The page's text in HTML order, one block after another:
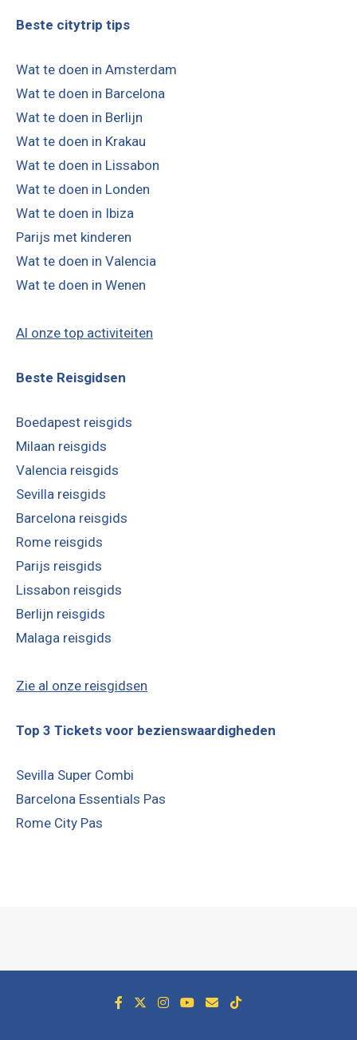
Beste citytrip tips
Wat te doen in Amsterdam
Wat te doen in Barcelona
Wat te doen in Berlijn
Wat te doen in Krakau
Wat te doen in Lissabon
Wat te doen in Londen
Wat te doen in Ibiza
Parijs met kinderen
Wat te doen in Valencia
Wat te doen in Wenen
Al onze top activiteiten
Beste Reisgidsen
Boedapest reisgids
Milaan reisgids
Valencia reisgids
Sevilla reisgids
Barcelona reisgids
Rome reisgids
Parijs reisgids
Lissabon reisgids
Berlijn reisgids
Malaga reisgids
Zie al onze reisgidsen
Top 3 Tickets voor bezienswaardigheden
Sevilla Super Combi
Barcelona Essentials Pas
Rome City Pas